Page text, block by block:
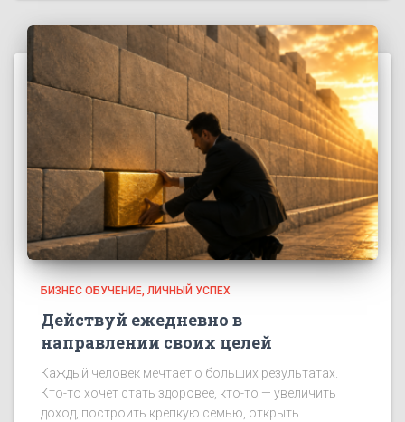
БИЗНЕС ОБУЧЕНИЕ ЛИЧНЫЙ УСПЕХ
Действуй ежедневно в
направлении своих целей
Каждый человек мечтает о больших результатах.
Кто-то хочет стать здоровее, кто-то — увеличить
доход, построить крепкую семью, открыть